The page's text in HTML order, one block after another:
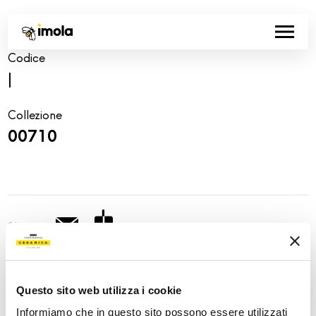
Questo sito web utilizza i cookie
Informiamo che in questo sito possono essere utilizzati
Codice
Collezione
00710
Share: